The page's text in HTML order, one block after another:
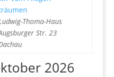
Thoma-Haus
Str. 23
2026